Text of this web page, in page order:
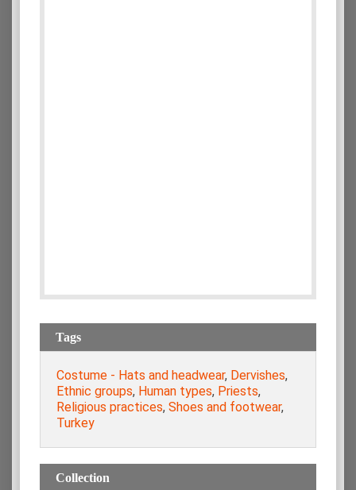
Tags
Costume - Hats and headwear, Dervishes,
Ethnic groups, Human types, Priests,
Religious practices, Shoes and footwear,
Turkey
Collection